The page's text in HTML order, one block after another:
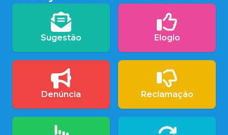
Sugestão Elogio
Denúncia Reclamação